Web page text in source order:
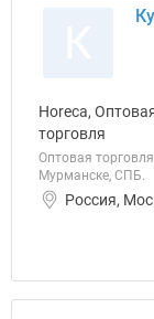
Horeca,
торговля
Оптовая
Мурманске, СПБ.
Россия,